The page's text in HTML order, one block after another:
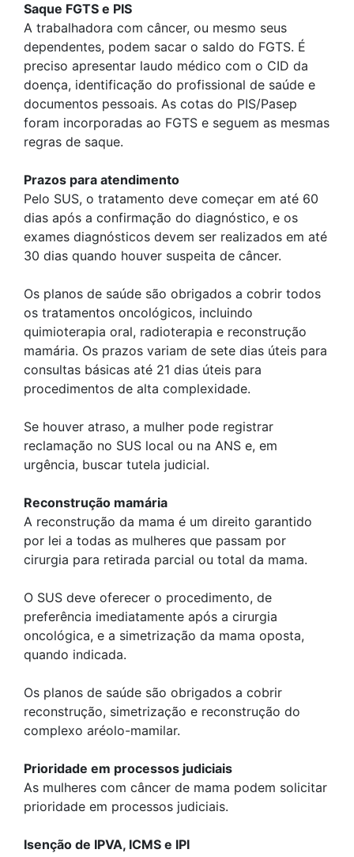
Saque FGTS e PIS
A trabalhadora com câncer, ou mesmo seus
dependentes, podem sacar o saldo do FGTS. É
preciso apresentar laudo médico com o CID da
doença, identificação do profissional de saúde e
documentos pessoais. As cotas do PIS/Pasep
foram incorporadas ao FGTS e seguem as mesmas
regras de saque.
Prazos para atendimento
Pelo SUS, o tratamento deve começar em até 60
dias após a confirmação do diagnóstico, e os
exames diagnósticos devem ser realizados em até
30 dias quando houver suspeita de câncer.
Os planos de saúde são obrigados a cobrir todos
os tratamentos oncológicos, incluindo
quimioterapia oral, radioterapia e reconstrução
mamária. Os prazos variam de sete dias úteis para
consultas básicas até 21 dias úteis para
procedimentos de alta complexidade.
Se houver atraso, a mulher pode registrar
reclamação no SUS local ou na ANS e, em
urgência, buscar tutela judicial.
Reconstrução mamária
A reconstrução da mama é um direito garantido
por lei a todas as mulheres que passam por
cirurgia para retirada parcial ou total da mama.
O SUS deve oferecer o procedimento, de
preferência imediatamente após a cirurgia
oncológica, e a simetrização da mama oposta,
quando indicada.
Os planos de saúde são obrigados a cobrir
reconstrução, simetrização e reconstrução do
complexo aréolo-mamilar.
Prioridade em processos judiciais
As mulheres com câncer de mama podem solicitar
prioridade em processos judiciais.
Isenção de IPVA, ICMS e IPI